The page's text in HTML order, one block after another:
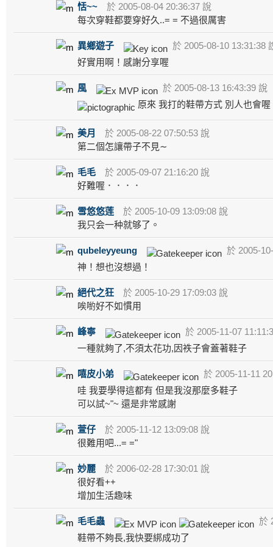
恬~~
於 2005-08-04 20:36:37 說
每次穿鞋都要穿好久..= = 不過很厲害
異鄉遊子
於 2005-08-10 13:31:38
好實用啊！感謝分享喔
風
於 2005-08-13 16:43:39 說
原來 我打的鞋帶方式 別人也會喔
美月
於 2005-08-22 07:50:53 說
第二個怎讓帶子不見∼
毛毛
於 2005-09-07 21:16:20 說
好難喔．．．．
雪悠悠莲
於 2005-10-09 13:09:08 說
我只会一种就够了。
qubeleyyeung
於 2005-
神！想也沒想過！
絕代之狂
於 2005-10-29 17:09:03 說
唉喲好不如慣用
峰寧
於 2005-11-07
一種就夠了,不須太花功,因袟子會蓋著鞋子
嘻皮小弟
於 2005-11-11
哇 我要學得這都有 但是我沒那麼多鞋子
可以試~"~ 還是非常感謝
萱仔
於 2005-11-12 13:09:08 說
很難用吧...= ="
妙麗
於 2006-02-28 17:30:01 說
很好看++
增加生活趣味
毛毛蟲
於
鞋帶不夠長,我快要綁成功了